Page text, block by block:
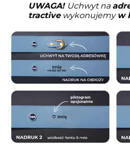
UWAGA! Uchwyt na
tractivewykonujemy w